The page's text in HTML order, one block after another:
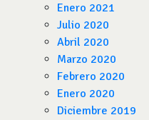
Enero 2021
Julio 2020
Abril 2020
Marzo 2020
Febrero 2020
Enero 2020
Diciembre 2019